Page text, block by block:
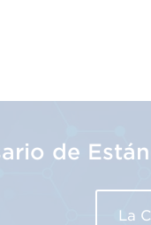
de
La